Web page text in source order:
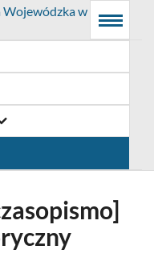
Wojewódzka w
Menu